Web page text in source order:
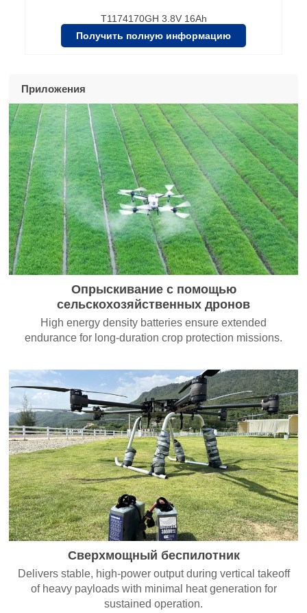
T1174170GH 3.8V 16Ah
Получить полную информацию
Приложения
Опрыскивание с помощью
сельскохозяйственных дронов
High energy density batteries ensure extended
endurance for long-duration crop protection missions.
Сверхмощный беспилотник
Delivers stable, high-power output during vertical takeoff
of heavy payloads with minimal heat generation for
sustained operation.